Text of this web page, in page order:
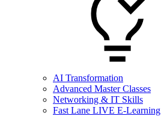
AI Transformation
Advanced Master Classes
Networking & IT Skills
Fast Lane LIVE E-Learning